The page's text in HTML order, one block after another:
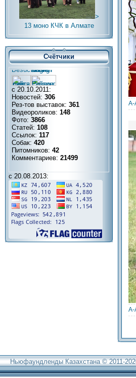
>
13 моно КЧК в Алмате
Счётчики
с 20.10.2011:
Новостей: 306
Рез-тов выставок: 361
Видеороликов: 148
Фото: 3866
Статей: 108
Ссылок: 117
Собак: 420
Питомников: 42
Комментариев: 21499
с 20.08.2013:
А-
А-
Ньюфаундленды Казахстана © 2011-